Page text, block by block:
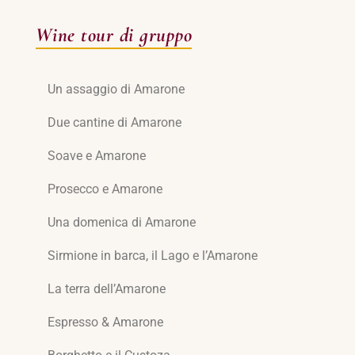
Wine tour di gruppo
Un assaggio di Amarone
Due cantine di Amarone
Soave e Amarone
Prosecco e Amarone
Una domenica di Amarone
Sirmione in barca, il Lago e l’Amarone
La terra dell’Amarone
Espresso & Amarone